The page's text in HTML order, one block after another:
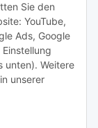
Sie den
YouTube,
Ads, Google
unten). Weitere
unserer
Ihrer
widerruflich
per E-Mail zu.